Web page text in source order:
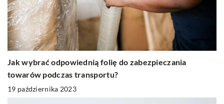
Jak wybrać odpowiednią folię do zabezpieczania
towarów podczas transportu?
19 października 2023